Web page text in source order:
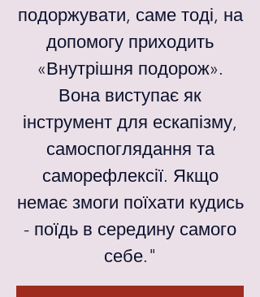
подоржувати, саме тоді, на
допомогу приходить
«Внутрішня подорож».
Вона виступає як
інструмент для ескапізму,
самоспоглядання та
саморефлексії. Якщо
немає змоги поїхати кудись
- поїдь в середину самого
себе."